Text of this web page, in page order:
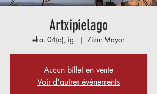
Artxipielago
eka. 04(a), ig.
  |
Zizur Mayor
Aucun billet en vente
Voir d'autres événements